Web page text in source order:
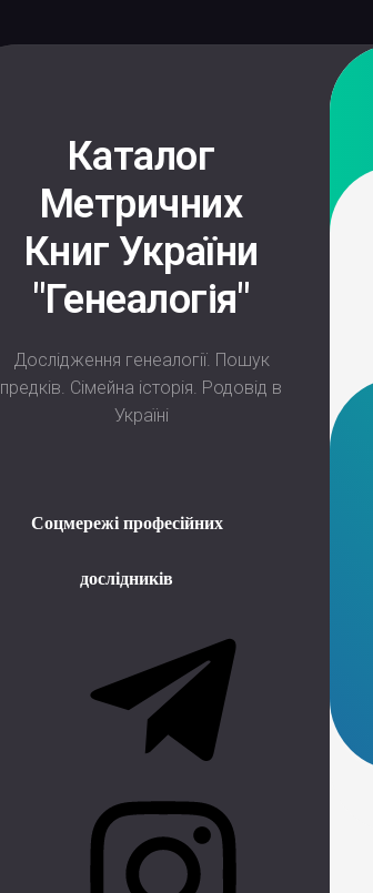
Каталог
Метричних
Книг України
"Генеалогія"
Дослідження генеалогії. Пошук
предків. Сімейна історія. Родовід в
Україні
Соцмережі професійних
дослідників